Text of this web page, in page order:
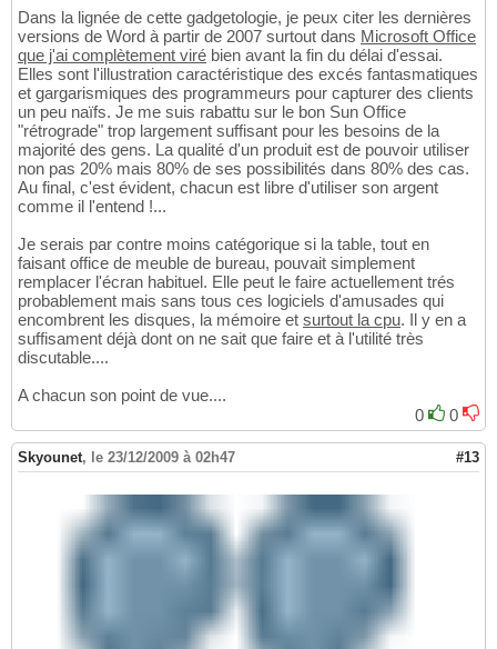
Dans la lignée de cette gadgetologie, je peux citer les dernières
versions de Word à partir de 2007 surtout dans Microsoft Office
que j'ai complètement viré bien avant la fin du délai d'essai.
Elles sont l'illustration caractéristique des excés fantasmatiques
et gargarismiques des programmeurs pour capturer des clients
un peu naïfs. Je me suis rabattu sur le bon Sun Office
"rétrograde" trop largement suffisant pour les besoins de la
majorité des gens. La qualité d'un produit est de pouvoir utiliser
non pas 20% mais 80% de ses possibilités dans 80% des cas.
Au final, c'est évident, chacun est libre d'utiliser son argent
comme il l'entend !...
Je serais par contre moins catégorique si la table, tout en
faisant office de meuble de bureau, pouvait simplement
remplacer l'écran habituel. Elle peut le faire actuellement trés
probablement mais sans tous ces logiciels d'amusades qui
encombrent les disques, la mémoire et surtout la cpu. Il y en a
suffisament déjà dont on ne sait que faire et à l'utilité très
discutable....
A chacun son point de vue....
0
0
Skyounet, le 23/12/2009 à 02h47 #13